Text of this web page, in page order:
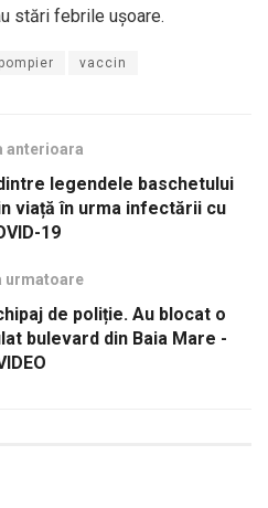
stări febrile ușoare.
pompier vaccin
anterioara
legendele baschetului
viață în urma infectării cu
19
urmatoare
de poliție. Au blocat o
bulevard din Baia Mare -